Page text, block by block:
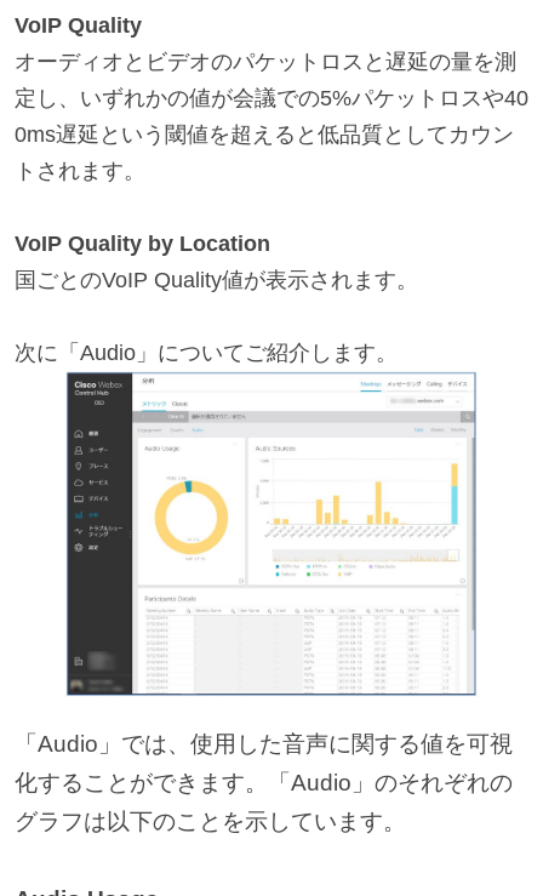
VoIP Quality
オーディオとビデオのパケットロスと遅延の量を測
定し、いずれかの値が会議での5%パケットロスや40
0ms遅延という閾値を超えると低品質としてカウン
トされます。
VoIP Quality by Location
国ごとのVoIP Quality値が表示されます。
次に「Audio」についてご紹介します。
「Audio」では、使用した音声に関する値を可視
化することができます。「Audio」のそれぞれの
グラフは以下のことを示しています。